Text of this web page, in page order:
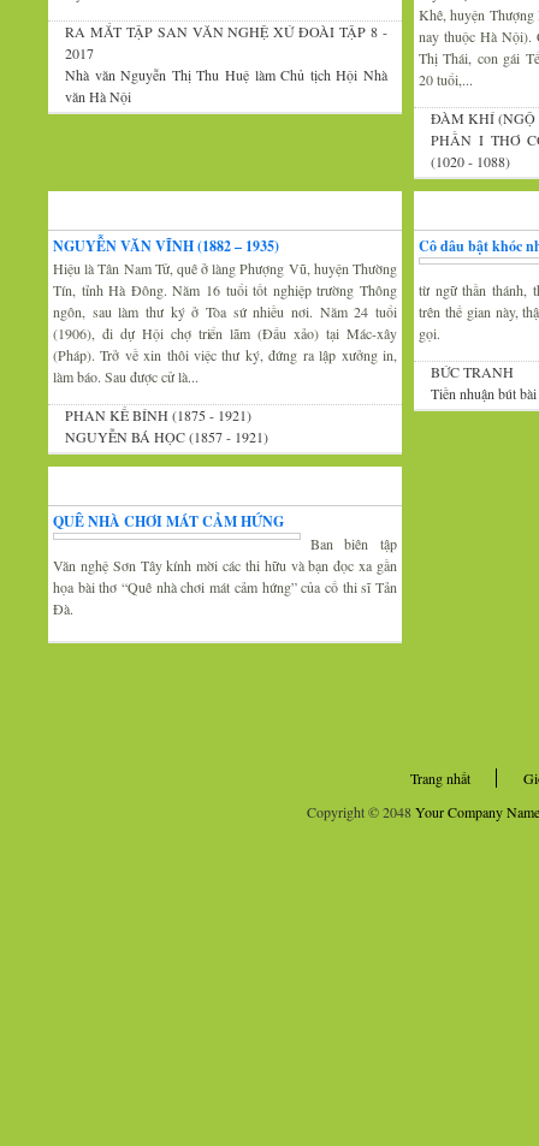
RA MẮT TẬP SAN VĂN NGHỆ XỨ ĐOÀI TẬP 8 -
2017
Nhà văn Nguyễn Thị Thu Huệ làm Chủ tịch Hội Nhà
văn Hà Nội
Khê, huyện
nay thuộc Hà Nội).
Thị Thái, con gái
20 tuổi,...
ĐÀM KHÍ (NGỘ
PHẦN I THƠ
(1020 - 1088)
NGUYỄN VĂN VĨNH (1882 – 1935)
Hiệu là Tân Nam Tử, quê ở làng Phượng Vũ, huyện Thường
Tín, tỉnh Hà Đông. Năm 16 tuổi tốt nghiệp trường Thông
ngôn, sau làm thư ký ở Tòa sứ nhiều nơi. Năm 24 tuổi
(1906), đi dự Hội chợ triển lãm (Đấu xảo) tại Mác-xây
(Pháp). Trở về xin thôi việc thư ký, đứng ra lập xưởng in,
làm báo. Sau được cử là...
PHAN KẾ BÍNH (1875 - 1921)
NGUYỄN BÁ HỌC (1857 - 1921)
Cô dâu bật khóc
từ ngữ thần thánh,
trên thế gian này,
gọi.
BỨC TRANH
Tiền nhuận bút
QUÊ NHÀ CHƠI MÁT CẢM HỨNG
Ban biên tập
Văn nghệ Sơn Tây kính mời các thi hữu và bạn đọc xa gần
họa bài thơ “Quê nhà chơi mát cảm hứng” của cố thi sĩ Tản
Đà.
Trang nhất
Copyright © 2048Your Company Name